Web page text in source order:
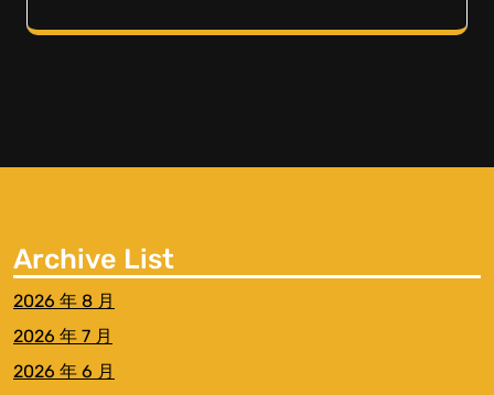
Archive List
2026 年 8 月
2026 年 7 月
2026 年 6 月